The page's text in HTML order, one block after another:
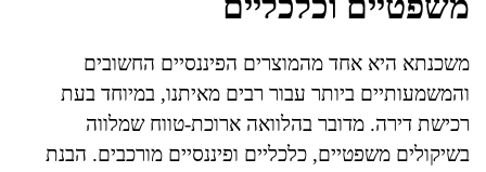
משכנתא היא אחד מהמוצרים הפיננסיים החשובים
והמשמעותיים ביותר עבור רבים מאיתנו, במיוחד בעת
רכישת דירה. מדובר בהלוואה ארוכת-טווח שמלווה
בשיקולים משפטיים, כלכליים ופיננסיים מורכבים. הבנת